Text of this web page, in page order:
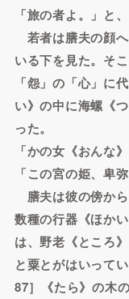
「旅の者よ。」と
若者は膳夫の顔
いる下を見た。そ
「怨」の「心」に
い》の中に海螺《
った。
「かの女《おんな
「この宮の姫、卑
膳夫は彼の傍から
数種の行器《ほか
は、野老《ところ
と粟とがはいって
87］《たら》の木